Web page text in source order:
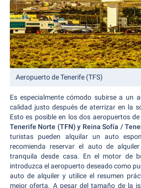
Aeropuerto de Tenerife (TFS)
Es especialmente cómodo subirse a un
calidad justo después de aterrizar en la
Esto es posible en los dos aeropuertos
Tenerife Norte (TFN) y Reina Sofía /
turistas pueden alquilar un auto
recomienda reservar el auto de
tranquila desde casa. En el motor de
introduzca el aeropuerto deseado como
auto de alquiler y utilice el resumen
mejor oferta. A pesar del tamaño de la